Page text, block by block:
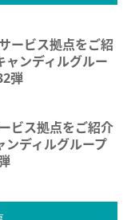
ービス拠点をご紹
ンディルグルー
弾
ビス拠点をご紹介
ディルグループ